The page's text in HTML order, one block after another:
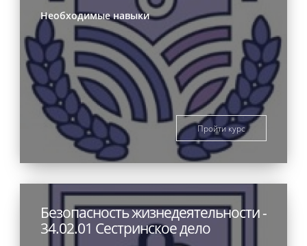
Необходимые навыки
Пройти курс
Безопасность жизнедеятельности -
34.02.01 Сестринское дело